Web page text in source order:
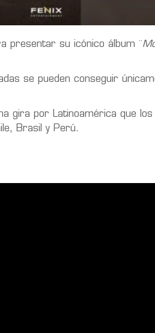
presentar su icónico álbum ¨
se pueden conseguir
gira por Latinoamérica que los
Brasil y Perú.